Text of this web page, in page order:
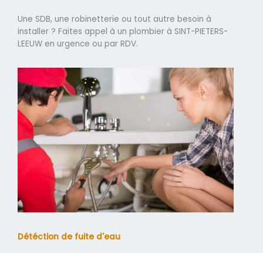
Une SDB, une robinetterie ou tout autre besoin à
installer ? Faites appel à un plombier à SINT-PIETERS-
LEEUW en urgence ou par RDV.
Détéction de fuite d'eau